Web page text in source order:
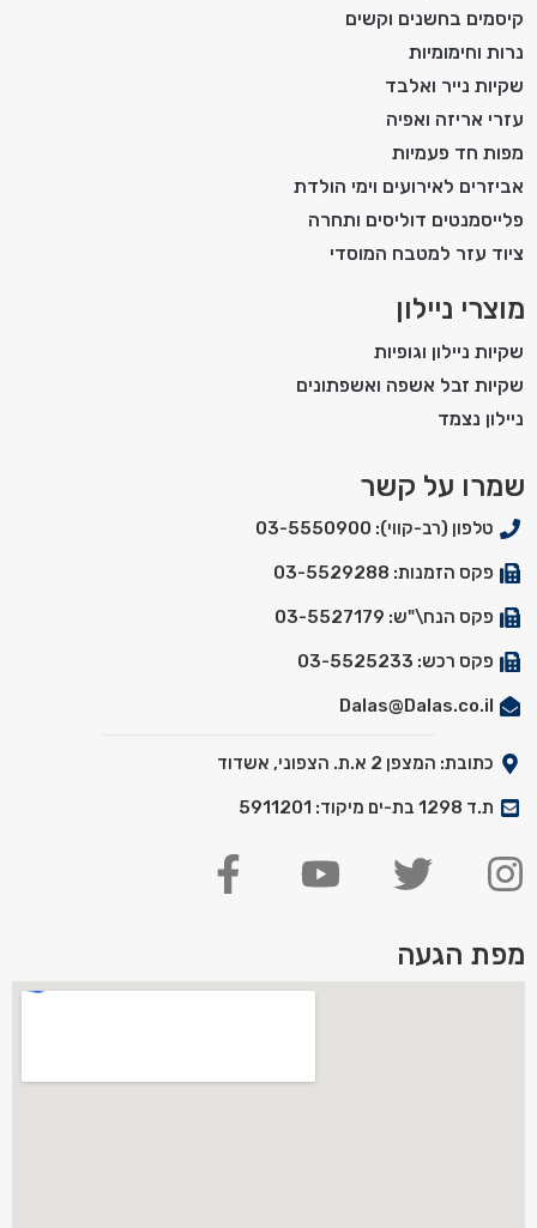
קיסמים בחשנים וקשים
נרות וחימומיות
שקיות נייר ואלבד
עזרי אריזה ואפיה
מפות חד פעמיות
אביזרים לאירועים וימי הולדת
פלייסמנטים דוליסים ותחרה
ציוד עזר למטבח המוסדי
מוצרי ניילון
שקיות ניילון וגופיות
שקיות זבל אשפה ואשפתונים
ניילון נצמד
שמרו על קשר
טלפון (רב-קווי): 03-5550900
פקס הזמנות: 03-5529288
פקס הנח\"ש: 03-5527179
פקס רכש: 03-5525233
Dalas@Dalas.co.il
כתובת: המצפן 2 א.ת. הצפוני, אשדוד
ת.ד 1298 בת-ים מיקוד: 5911201
מפת הגעה